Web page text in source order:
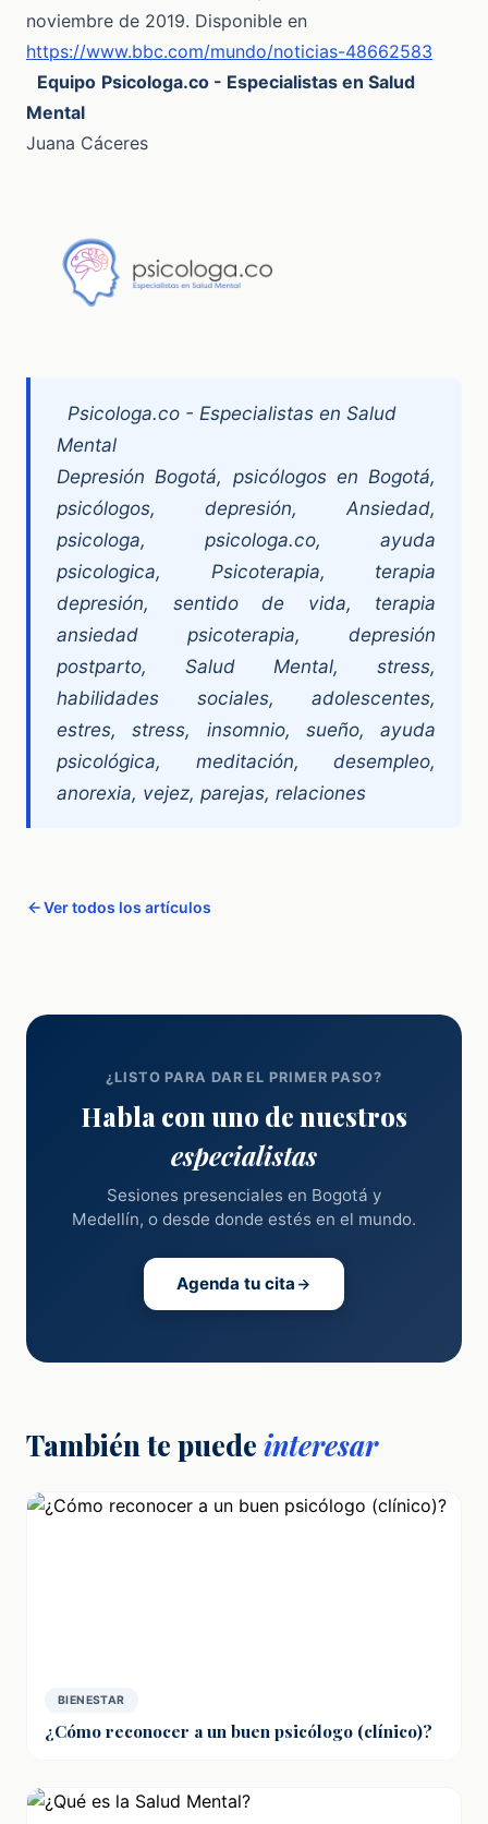
noviembre de 2019. Disponible en
https://www.bbc.com/mundo/noticias-48662583
Equipo Psicologa.co - Especialistas en Salud
Mental
Juana Cáceres
Psicologa.co - Especialistas en Salud
Mental
Depresión Bogotá, psicólogos en Bogotá,
psicólogos, depresión, Ansiedad,
psicologa, psicologa.co, ayuda
psicologica, Psicoterapia, terapia
depresión, sentido de vida, terapia
ansiedad psicoterapia, depresión
postparto, Salud Mental, stress,
habilidades sociales, adolescentes,
estres, stress, insomnio, sueño, ayuda
psicológica, meditación, desempleo,
anorexia, vejez, parejas, relaciones
Ver todos los artículos
¿LISTO PARA DAR EL PRIMER PASO?
Habla con uno de nuestros
especialistas
Sesiones presenciales en Bogotá y
Medellín, o desde donde estés en el mundo.
Agenda tu cita
También te puede interesar
BIENESTAR
¿Cómo reconocer a un buen psicólogo (clínico)?